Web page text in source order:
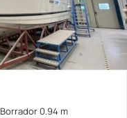
Borrador 0.94 m